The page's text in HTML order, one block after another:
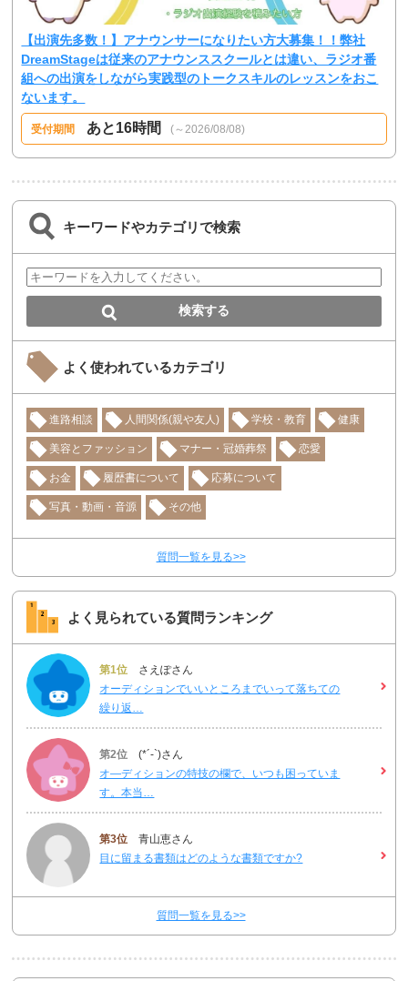
【出演先多数！】アナウンサーになりたい方大募集！！弊社
DreamStageは従来のアナウンススクールとは違い、ラジオ番
組への出演をしながら実践型のトークスキルのレッスンをおこ
ないます。
受付期間 あと16時間 (～2026/08/08)
キーワードやカテゴリで検索
よく使われているカテゴリ
進路相談 人間関係(親や友人) 学校・教育 健康
美容とファッション マナー・冠婚葬祭 恋愛
お金 履歴書について 応募について
写真・動画・音源 その他
質問一覧を見る>>
よく見られている質問ランキング
第1位 さえぽさん
オーディションでいいところまでいって落ちての
繰り返…
第2位 (*´-`)さん
オ―ディションの特技の欄で、いつも困っていま
す。本当…
第3位 青山恵さん
目に留まる書類はどのような書類ですか?
質問一覧を見る>>